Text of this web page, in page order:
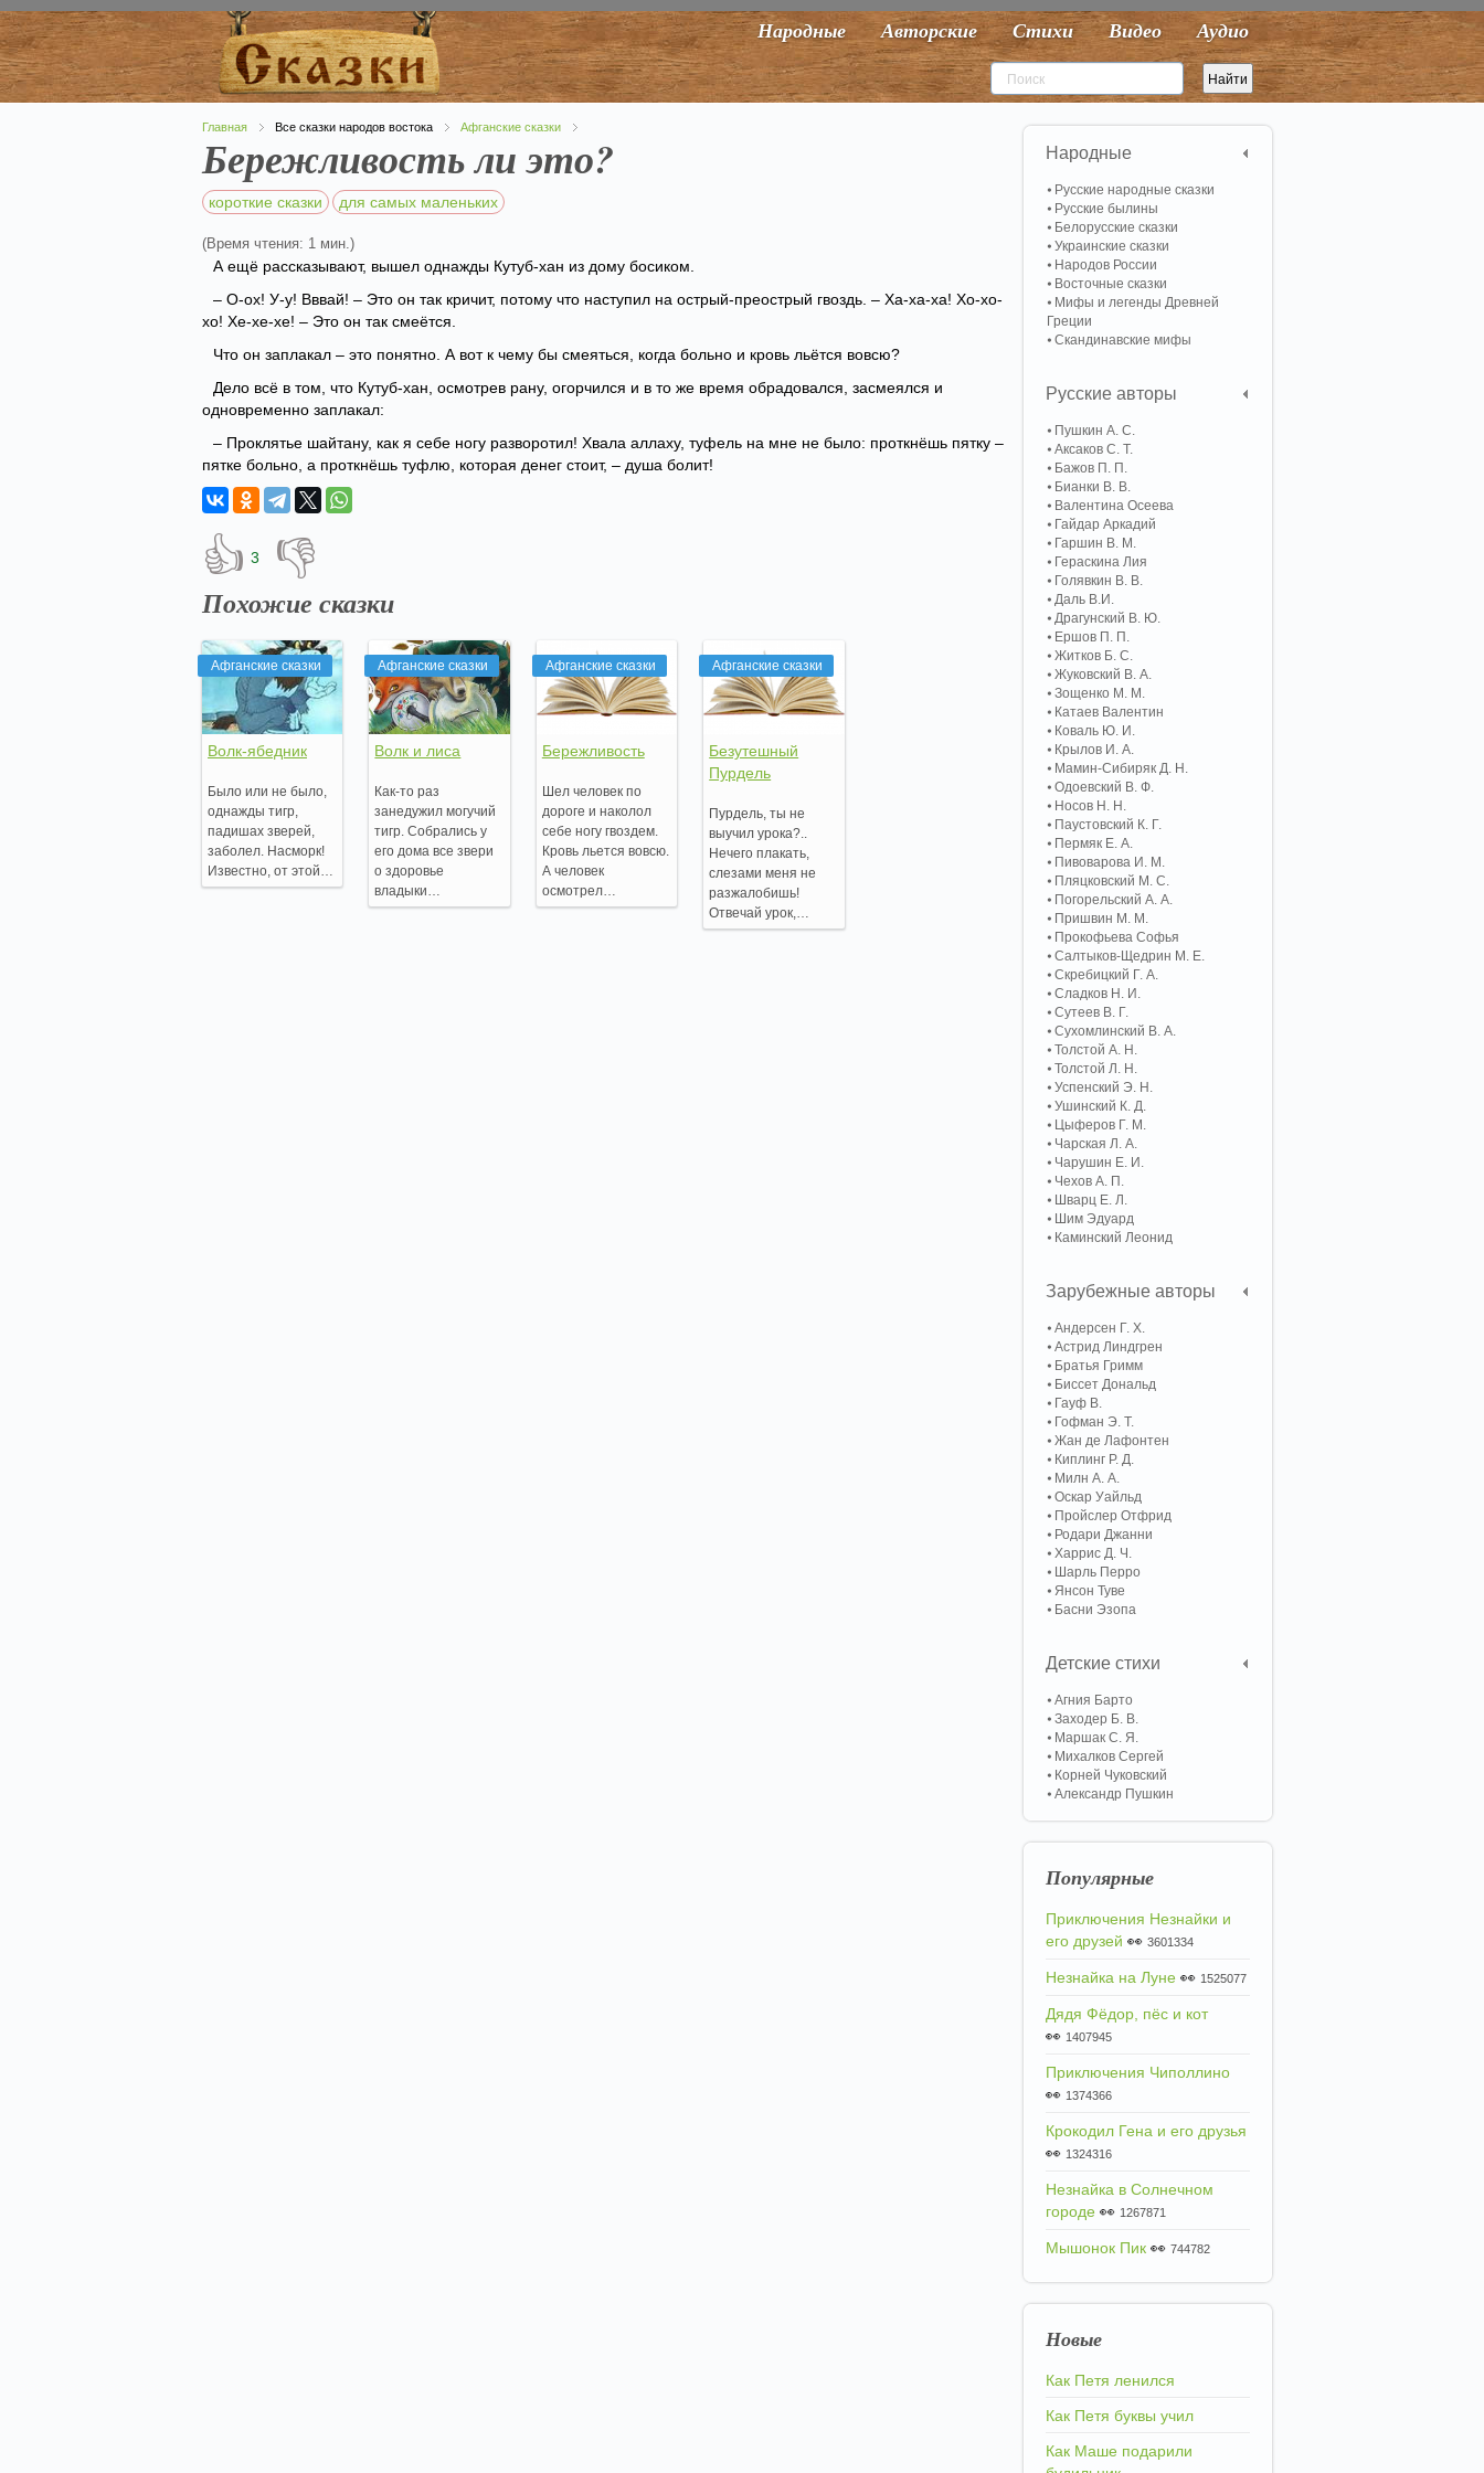
Народные Авторские Стихи Видео Аудио
Главная Все сказки народов востока Афганские сказки
Бережливость ли это?
короткие сказки для самых маленьких
(Время чтения: 1 мин.)
А ещё рассказывают, вышел однажды Кутуб-хан из дому босиком.
– О-ох! У-у! Вввай! – Это он так кричит, потому что наступил на острый-преострый гвоздь. – Ха-ха-ха! Хо-хо-
хо! Хе-хе-хе! – Это он так смеётся.
Что он заплакал – это понятно. А вот к чему бы смеяться, когда больно и кровь льётся вовсю?
Дело всё в том, что Кутуб-хан, осмотрев рану, огорчился и в то же время обрадовался, засмеялся и
одновременно заплакал:
– Проклятье шайтану, как я себе ногу разворотил! Хвала аллаху, туфель на мне не было: проткнёшь пятку –
пятке больно, а проткнёшь туфлю, которая денег стоит, – душа болит!
👍 3 👎
Похожие сказки
Афганские сказки
Волк-ябедник
Было или не было,
однажды тигр,
падишах зверей,
заболел. Насморк!
Известно, от этой…
Афганские сказки
Волк и лиса
Как-то раз
занедужил могучий
тигр. Собрались у
его дома все звери
о здоровье
владыки…
Афганские сказки
Бережливость
Шел человек по
дороге и наколол
себе ногу гвоздем.
Кровь льется вовсю.
А человек
осмотрел…
Афганские сказки
Безутешный
Пурдель
Пурдель, ты не
выучил урока?..
Нечего плакать,
слезами меня не
разжалобишь!
Отвечай урок,…
Народные
Русские народные сказки
Русские былины
Белорусские сказки
Украинские сказки
Народов России
Восточные сказки
Мифы и легенды Древней
Греции
Скандинавские мифы
Русские авторы
Пушкин А. С.
Аксаков С. Т.
Бажов П. П.
Бианки В. В.
Валентина Осеева
Гайдар Аркадий
Гаршин В. М.
Гераскина Лия
Голявкин В. В.
Даль В.И.
Драгунский В. Ю.
Ершов П. П.
Житков Б. С.
Жуковский В. А.
Зощенко М. М.
Катаев Валентин
Коваль Ю. И.
Крылов И. А.
Мамин-Сибиряк Д. Н.
Одоевский В. Ф.
Носов Н. Н.
Паустовский К. Г.
Пермяк Е. А.
Пивоварова И. М.
Пляцковский М. С.
Погорельский А. A.
Пришвин М. М.
Прокофьева Софья
Салтыков-Щедрин М. Е.
Скребицкий Г. А.
Сладков Н. И.
Сутеев В. Г.
Сухомлинский В. А.
Толстой А. Н.
Толстой Л. Н.
Успенский Э. Н.
Ушинский К. Д.
Цыферов Г. М.
Чарская Л. А.
Чарушин Е. И.
Чехов А. П.
Шварц Е. Л.
Шим Эдуард
Каминский Леонид
Зарубежные авторы
Андерсен Г. Х.
Астрид Линдгрен
Братья Гримм
Биссет Дональд
Гауф В.
Гофман Э. Т.
Жан де Лафонтен
Киплинг Р. Д.
Милн А. А.
Оскар Уайльд
Пройслер Отфрид
Родари Джанни
Харрис Д. Ч.
Шарль Перро
Янсон Туве
Басни Эзопа
Детские стихи
Агния Барто
Заходер Б. В.
Маршак С. Я.
Михалков Сергей
Корней Чуковский
Александр Пушкин
Популярные
Приключения Незнайки и
его друзей 👀 3601334
Незнайка на Луне 👀 1525077
Дядя Фёдор, пёс и кот
👀 1407945
Приключения Чиполлино
👀 1374366
Крокодил Гена и его друзья
👀 1324316
Незнайка в Солнечном
городе 👀 1267871
Мышонок Пик 👀 744782
Новые
Как Петя ленился
Как Петя буквы учил
Как Маше подарили